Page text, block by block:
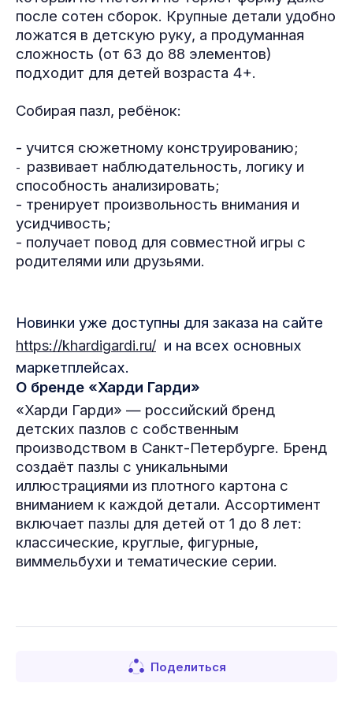
после сотен сборок. Крупные детали удобно
ложатся в детскую руку, а продуманная
сложность (от 63 до 88 элементов)
подходит для детей возраста 4+.
Собирая пазл, ребёнок:
- учится сюжетному конструированию;
- развивает наблюдательность, логику и
способность анализировать;
- тренирует произвольность внимания и
усидчивость;
- получает повод для совместной игры с
родителями или друзьями.
Новинки уже доступны для заказа на сайте
https://khardigardi.ru/ и на всех основных
маркетплейсах.
О бренде «Харди Гарди»
«Харди Гарди» — российский бренд
детских пазлов с собственным
производством в Санкт-Петербурге. Бренд
создаёт пазлы с уникальными
иллюстрациями из плотного картона с
вниманием к каждой детали. Ассортимент
включает пазлы для детей от 1 до 8 лет:
классические, круглые, фигурные,
виммельбухи и тематические серии.
Поделиться